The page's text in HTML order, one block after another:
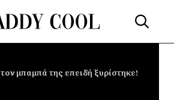
μπαμπά της επειδή ξυρίστηκε!